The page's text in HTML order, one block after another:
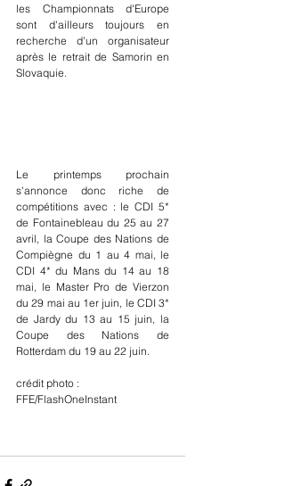
les Championnats d'Europe
sont d'ailleurs toujours en
recherche d'un organisateur
après le retrait de Samorin en
Slovaquie.
Le printemps prochain
s'annonce donc riche de
compétitions avec : le CDI 5*
de Fontainebleau du 25 au 27
avril, la Coupe des Nations de
Compiègne du 1 au 4 mai, le
CDI 4* du Mans du 14 au 18
mai, le Master Pro de Vierzon
du 29 mai au 1er juin, le CDI 3*
de Jardy du 13 au 15 juin, la
Coupe des Nations de
Rotterdam du 19 au 22 juin.
crédit photo :
FFE/FlashOneInstant